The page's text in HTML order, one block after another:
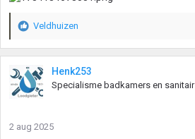
W
a
r
d
e
n
Veldhuizen
Henk253
Specialisme badkamers en sanitair
2 aug 2025